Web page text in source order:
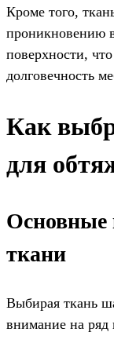
Кроме того,
проникновению
поверхности,
долговечность
Как
для
Основные
ткани
Выбирая ткань
внимание на ряд